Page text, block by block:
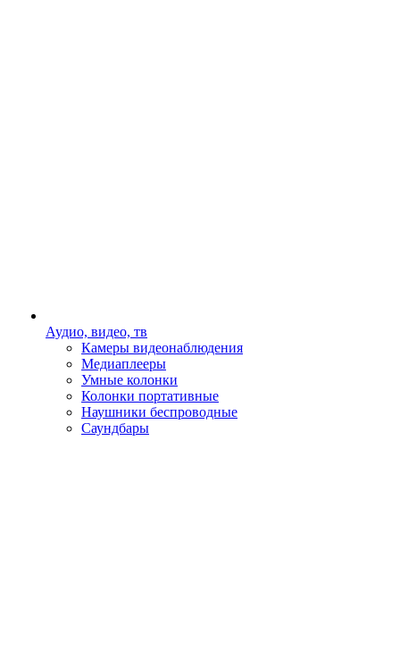
Аудио, видео, тв
Камеры видеонаблюдения
Медиаплееры
Умные колонки
Колонки портативные
Наушники беспроводные
Саундбары